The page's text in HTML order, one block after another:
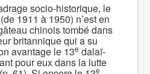
socio-historique, le
1911 à 1950) n’est en
chinois tombé dans
britannique qui a su
avantage le 13e dalaï-
pour eux dans la lutte
e